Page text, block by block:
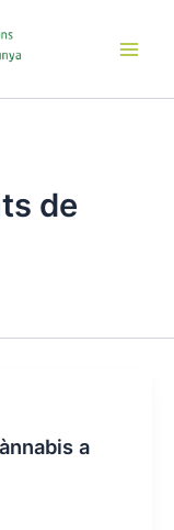
de
a